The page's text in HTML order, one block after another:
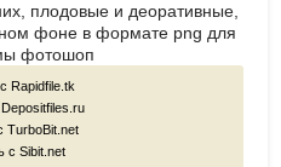
плодовые и деоративные,
фоне в формате png для
фотошоп
Rapidfile.tk
TurboBit.net
с Sibit.net